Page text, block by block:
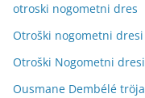
otroski nogometni dres
Otroški nogometni dresi
Otroški Nogometni dresi
Ousmane Dembélé tröja